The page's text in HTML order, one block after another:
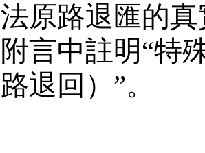
法原路退匯的
附言中註明“特
路退回）”。